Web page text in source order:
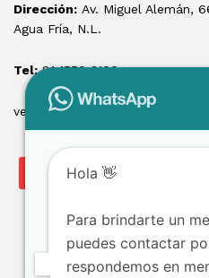
Dirección: Av. Miguel Alemán,
Agua Fría, N.L.
Tel:81 1550 3100
ventas@losmontacargas.mx
Hola 👋
Para brindarte un
puedes contactar
respondemos en